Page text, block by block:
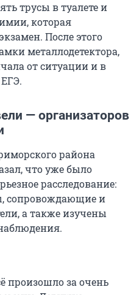
трусы в туалете и
которая
После этого
металлодетектора,
от ситуации и в
— организаторов
района
что уже было
расследование:
сопровождающие и
а также изучены
произошло за очень